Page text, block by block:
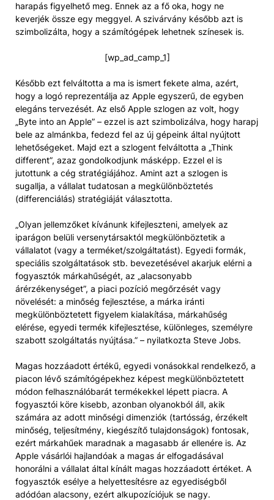
harapás figyelhető meg. Ennek az a fő oka, hogy ne
keverjék össze egy meggyel. A szivárvány később azt is
szimbolizálta, hogy a számítógépek lehetnek színesek is.
[wp_ad_camp_1]
Később ezt felváltotta a ma is ismert fekete alma, azért,
hogy a logó reprezentálja az Apple egyszerű, de egyben
elegáns tervezését. Az első Apple szlogen az volt, hogy
„Byte into an Apple” – ezzel is azt szimbolizálva, hogy harapj
bele az almánkba, fedezd fel az új gépeink által nyújtott
lehetőségeket. Majd ezt a szlogent felváltotta a „Think
different”, azaz gondolkodjunk másképp. Ezzel el is
jutottunk a cég stratégiájához. Amint azt a szlogen is
sugallja, a vállalat tudatosan a megkülönböztetés
(differenciálás) stratégiáját választotta.
„Olyan jellemzőket kívánunk kifejleszteni, amelyek az
iparágon belüli versenytársaktól megkülönböztetik a
vállalatot (vagy a terméket/szolgáltatást). Egyedi formák,
speciális szolgáltatások stb. bevezetésével akarjuk elérni a
fogyasztók márkahűségét, az „alacsonyabb
árérzékenységet”, a piaci pozíció megőrzését vagy
növelését: a minőség fejlesztése, a márka iránti
megkülönböztetett figyelem kialakítása, márkahűség
elérése, egyedi termék kifejlesztése, különleges, személyre
szabott szolgáltatás nyújtása.” – nyilatkozta Steve Jobs.
Magas hozzáadott értékű, egyedi vonásokkal rendelkező, a
piacon lévő számítógépekhez képest megkülönböztetett
módon felhasználóbarát termékekkel lépett piacra. A
fogyasztói köre kisebb, azonban olyanokból áll, akik
számára az adott minőségi dimenziók (tartósság, érzékelt
minőség, teljesítmény, kiegészítő tulajdonságok) fontosak,
ezért márkahűek maradnak a magasabb ár ellenére is. Az
Apple vásárlói hajlandóak a magas ár elfogadásával
honorálni a vállalat által kínált magas hozzáadott értéket. A
fogyasztók esélye a helyettesítésre az egyediségből
adódóan alacsony, ezért alkupozíciójuk se nagy.